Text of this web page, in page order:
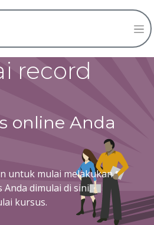
record
online Anda
untuk mulai melakukan
dimulai di sini.
kursus.